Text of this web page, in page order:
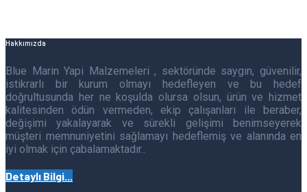
Hakkımızda
Blue Marin Yapi Malzemeleri , sektöründe saygın, güvenilir,
istikrarlı bir kurum olmayı hedefleyen ve bu hedef
doğrultusunda her ne koşulda olursa olsun, ürün ve hizmet
kalitesinden ödün vermeden, ekip çalışanları ile beraber,
değişimi yakalayarak ve sürekli gelişimi benimseyerek
müşteri memnuniyetini sağlamayı hedeflemiş ve alanında en
iyi olmak için çabalamaktadır..
Detaylı Bilgi...